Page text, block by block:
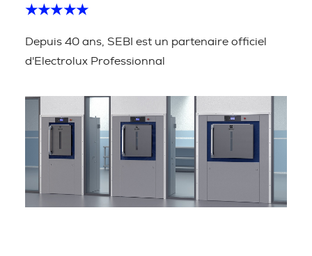
★★★★★
Depuis 40 ans, SEBI est un partenaire officiel
d'Electrolux Professionnal